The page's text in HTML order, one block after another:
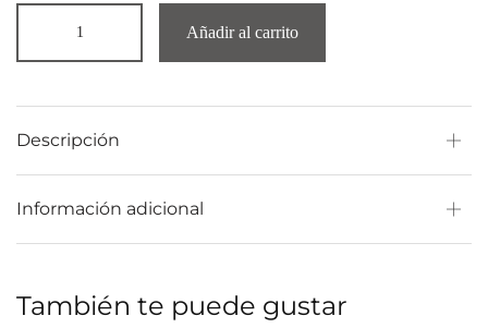
Añadir al carrito
Descripción
Información adicional
También te puede gustar